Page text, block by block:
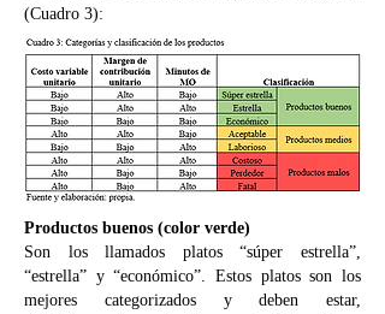
(Cuadro 3):
Productos buenos (color verde)
Son los llamados platos “súper estrella”,
“estrella” y “económico”. Estos platos son los
mejores categorizados y deben estar,